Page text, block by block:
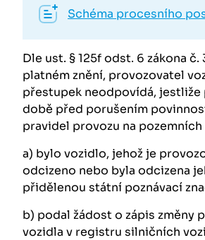
Schéma procesního
Dle ust. § 125f odst. 6 zákona
platném znění, provozovatel
přestupek neodpovídá, jestliže
době před porušením
pravidel provozu na
a) bylo vozidlo, jehož je
odcizeno nebo byla odcizena
přidělenou státní poznávací
b) podal žádost o zápis změny
vozidla v registru silničních